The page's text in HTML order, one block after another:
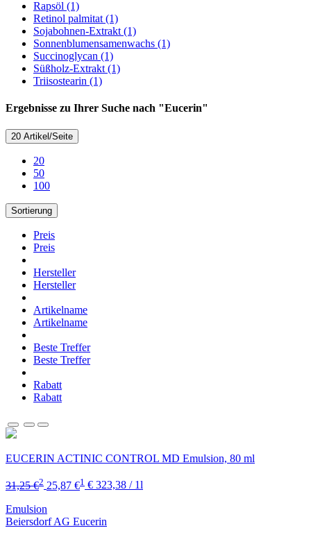
Rapsöl (1)
Retinol palmitat (1)
Sojabohnen-Extrakt (1)
Sonnenblumensamenwachs (1)
Succinoglycan (1)
Süßholz-Extrakt (1)
Triisostearin (1)
Ergebnisse zu Ihrer Suche nach "Eucerin"
20 Artikel/Seite
20
50
100
Sortierung
Preis
Preis
Hersteller
Hersteller
Artikelname
Artikelname
Beste Treffer
Beste Treffer
Rabatt
Rabatt
EUCERIN ACTINIC CONTROL MD Emulsion, 80 ml
31,25 €2 25,87 €1 € 323,38 / 1l
Emulsion
Beiersdorf AG Eucerin